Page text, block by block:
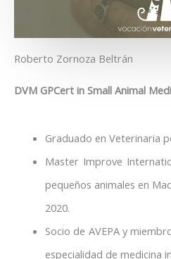
Roberto Zornoza Beltrán
DVM GPCert in Small Animal
Graduado en Veterinaria
Master Improve
pequeños animales en
2020.
Socio de AVEPA y
especialidad de medicina